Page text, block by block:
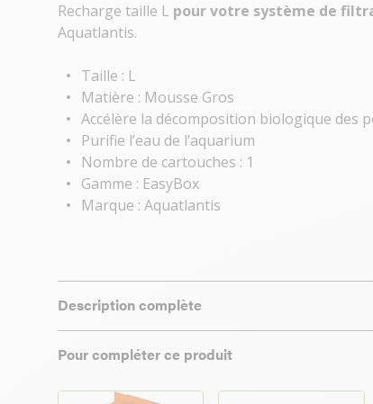
Recharge taille L pour votre système de
Aquatlantis.
Taille : L
Matière : Mousse Gros
Accélère la décomposition biologique des
Purifie l’eau de l’aquarium
Nombre de cartouches : 1
Gamme : EasyBox
Marque : Aquatlantis
Description complète
Pour compléter ce produit